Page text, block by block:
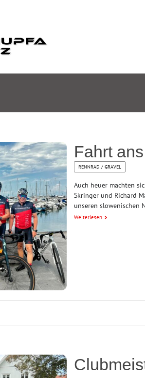
Fahrt
RENNRAD / GRAVEL
Auch heuer machten
Skringer und Richard
unseren slowenischen
Weiterlesen